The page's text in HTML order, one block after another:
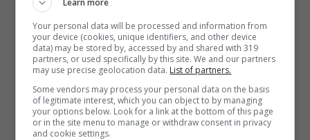
Learn more
Your personal data will be processed and information from
your device (cookies, unique identifiers, and other device
data) may be stored by, accessed by and shared with 319
partners, or used specifically by this site. We and our partners
may use precise geolocation data. List of partners.
Some vendors may process your personal data on the basis
of legitimate interest, which you can object to by managing
your options below. Look for a link at the bottom of this page
or in the site menu to manage or withdraw consent in privacy
and cookie settings.